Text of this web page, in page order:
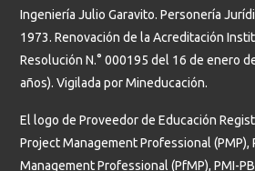
Ingeniería Julio Garavito. Personería
1973. Renovación de la Acreditación
Resolución N.° 000195 del 16 de enero
años). Vigilada por Mineducación.
El logo de Proveedor de Educación
Project Management Professional (PMP),
Management Professional (PfMP), PMI-